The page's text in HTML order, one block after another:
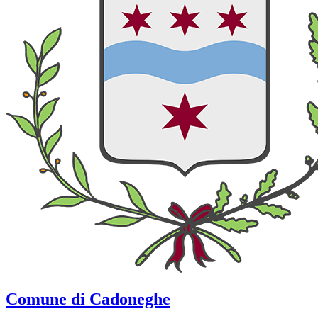
Comune di Cadoneghe